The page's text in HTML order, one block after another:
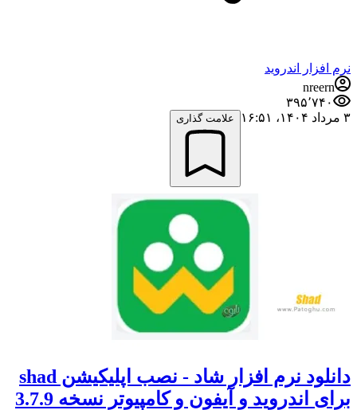
نرم افزار اندروید
nreern
۳۹۵٬۷۴۰
۳ مرداد ۱۴۰۴،‏ ۱۶:۵۱
علامت گذاری
دانلود نرم افزار شاد - نصب اپلیکیشن shad
برای اندروید و آیفون و کامپیوتر نسخه 3.7.9